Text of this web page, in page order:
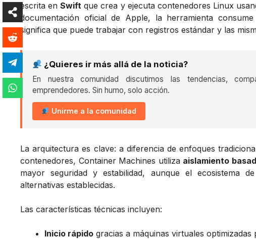
escrita enSwift que crea y ejecuta contenedores Linux
documentación oficial de Apple, la herramienta
significa que puede trabajar con registros estándar y las
¿Quieres ir más allá de la noticia?
En nuestra comunidad discutimos las tendencias,
emprendedores. Sin humo, solo acción.
Unirme a la comunidad
La arquitectura es clave: a diferencia de enfoques
contenedores, Container Machines utiliza aislamiento
mayor seguridad y estabilidad, aunque el ecosistema
alternativas establecidas.
Las características técnicas incluyen:
Inicio rápido gracias a máquinas virtuales